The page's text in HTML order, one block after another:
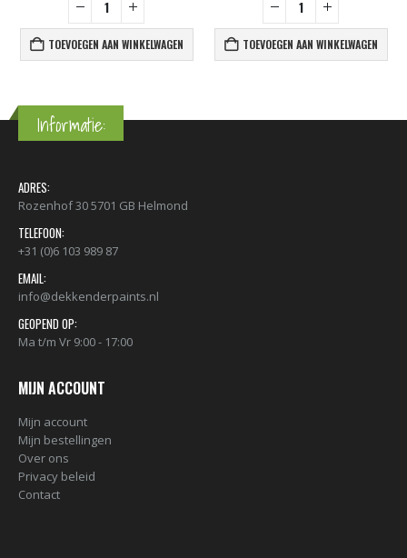
TOEVOEGEN AAN WINKELWAGEN TOEVOEGEN AAN WINKELWAGEN
Informatie:
ADRES:
Rozenhof 30 5701 GB Helmond
TELEFOON:
+31 (0)6 103 989 87
EMAIL:
info@dekkenderpaints.nl
GEOPEND OP:
Ma t/m Vr 9:00 - 17:00
MIJN ACCOUNT
Mijn account
Mijn bestellingen
Over ons
Privacy beleid
Contact